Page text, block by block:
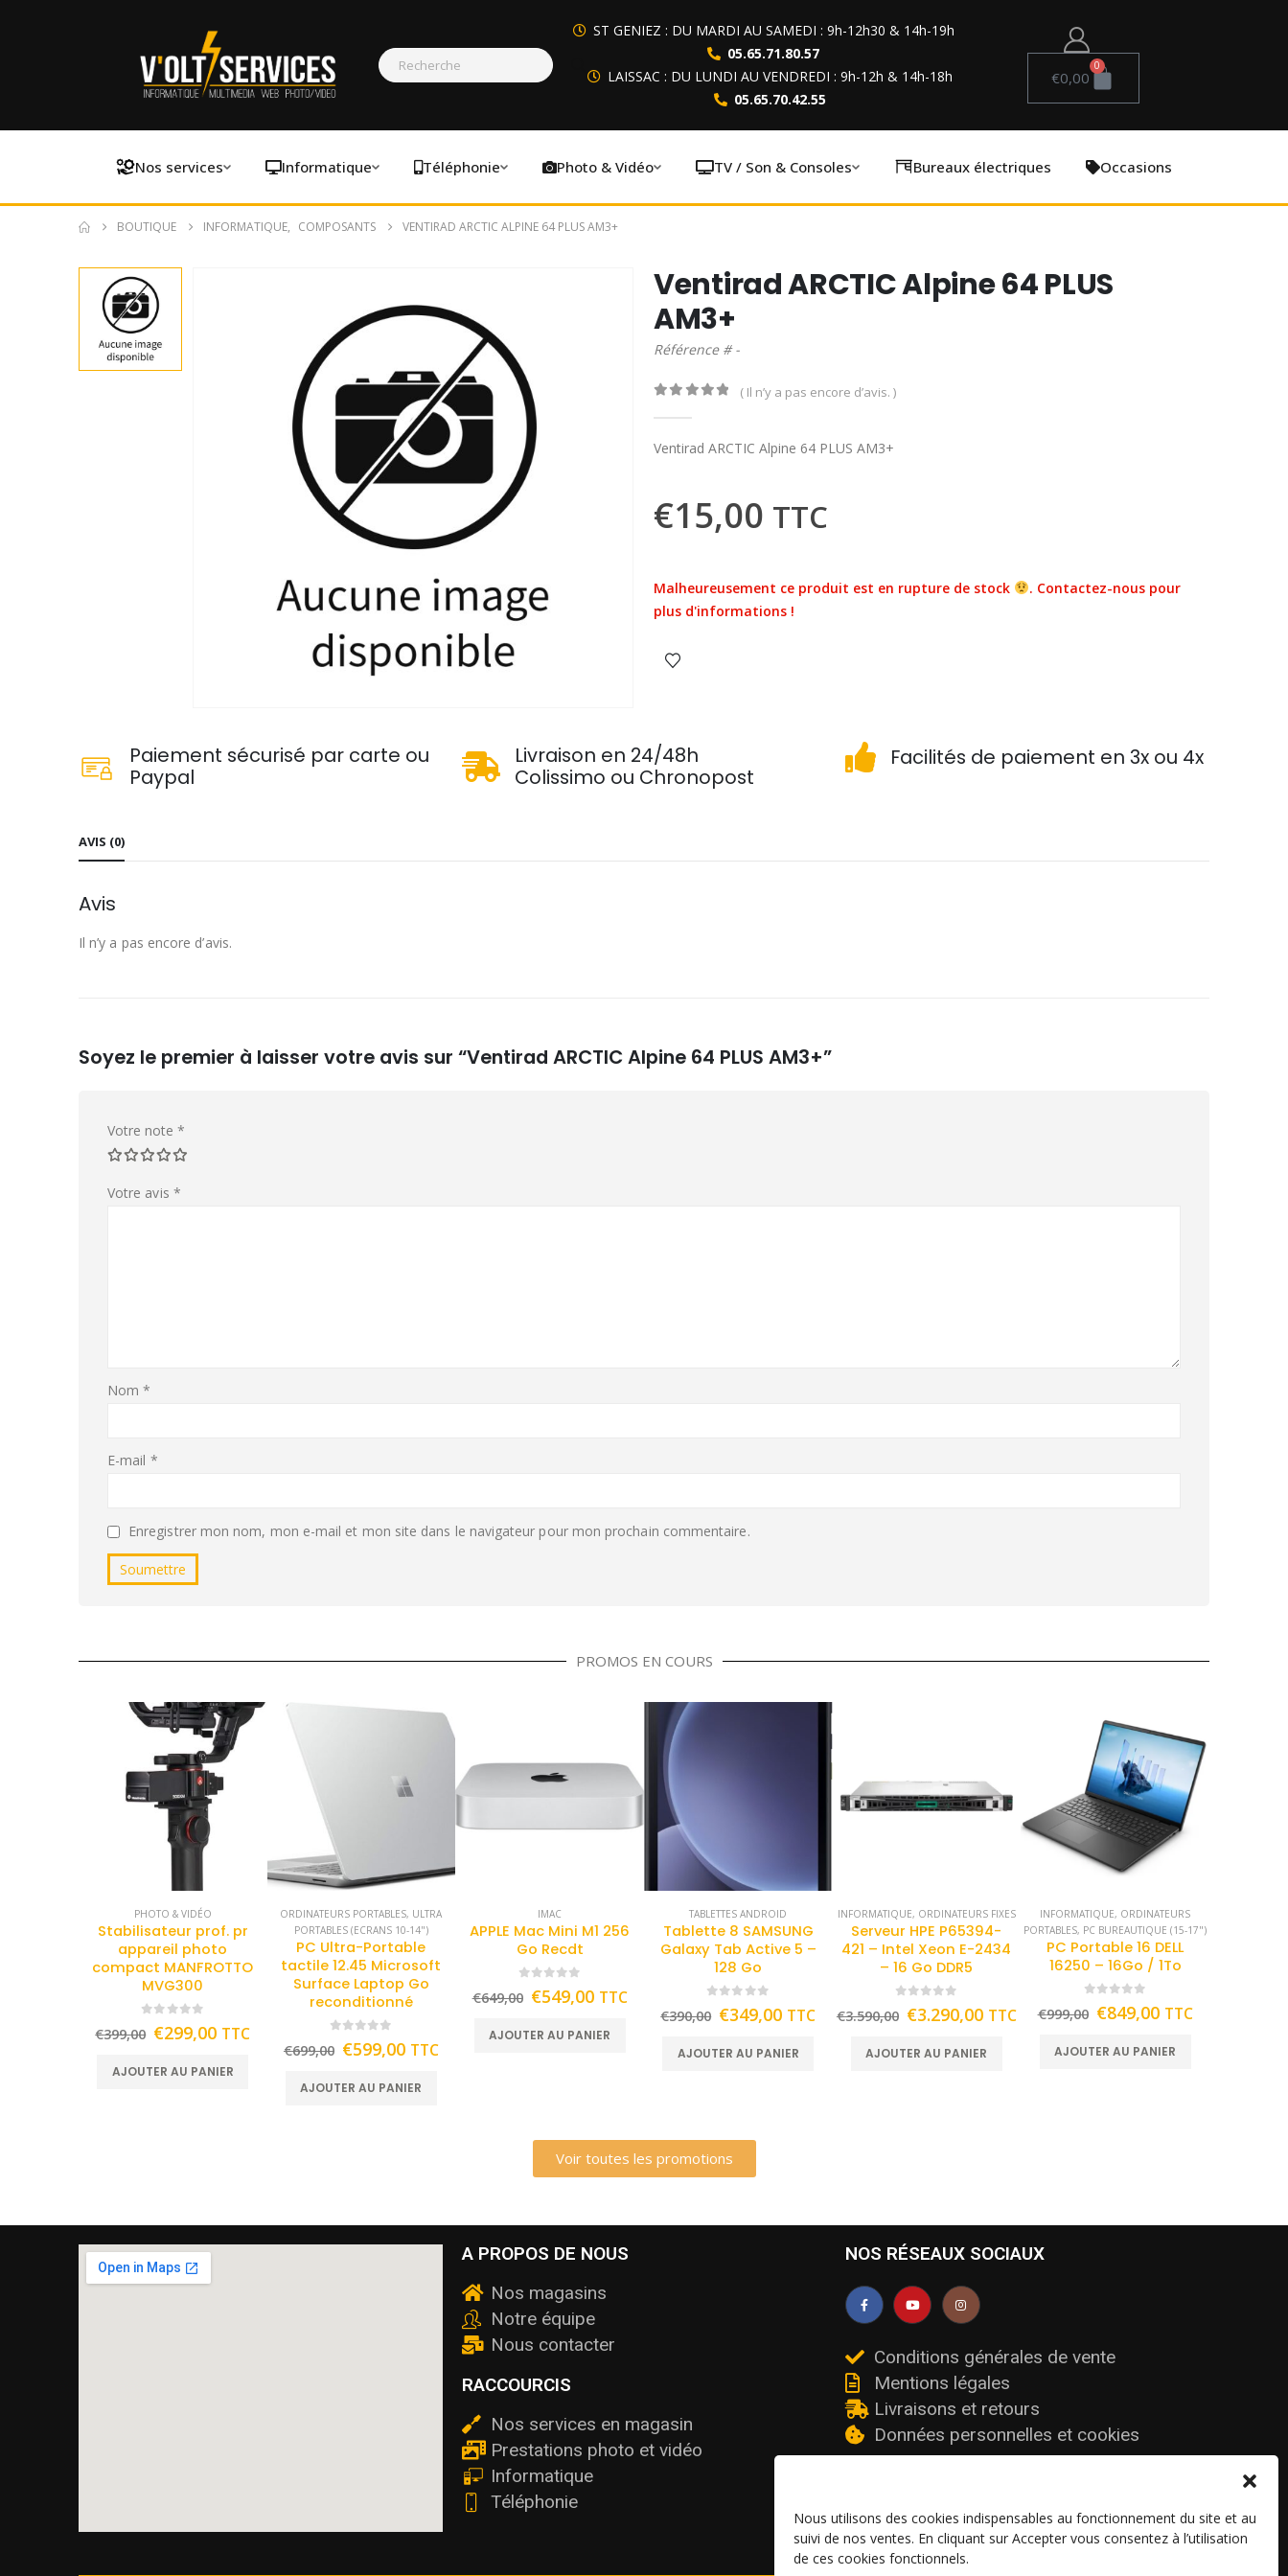
Nous utilisons des cookies indispensables au fonctionnement du site et au
suivi de nos ventes. En cliquant sur Accepter vous consentez à l’utilisation
de ces cookies fonctionnels.
ST GENIEZ : DU MARDI AU SAMEDI : 9h-12h30 & 14h-19h
05.65.71.80.57
LAISSAC : DU LUNDI AU VENDREDI : 9h-12h & 14h-18h
05.65.70.42.55
€0,00
0
Nos services Informatique Téléphonie Photo & Vidéo TV / Son & Consoles Bureaux électriques Occasions
BOUTIQUE INFORMATIQUE, COMPOSANTS VENTIRAD ARCTIC ALPINE 64 PLUS AM3+
Ventirad ARCTIC Alpine 64 PLUS
AM3+
Référence # -
( Il n’y a pas encore d’avis. )
Ventirad ARCTIC Alpine 64 PLUS AM3+
€15,00 TTC
Malheureusement ce produit est en rupture de stock
. Contactez-nous pour
plus d'informations !
Paiement sécurisé par carte ou
Paypal
Livraison en 24/48h
Colissimo ou Chronopost
Facilités de paiement en 3x ou 4x
AVIS (0)
Avis
Il n’y a pas encore d’avis.
Soyez le premier à laisser votre avis sur “Ventirad ARCTIC Alpine 64 PLUS AM3+”
Votre note *
Votre avis *
Nom*
E-mail *
Enregistrer mon nom, mon e-mail et mon site dans le navigateur pour mon prochain commentaire.
PROMOS EN COURS
PHOTO & VIDÉO
Stabilisateur prof. pr
appareil photo
compact MANFROTTO
MVG300
€399,00 €299,00 TTC
AJOUTER AU PANIER
ORDINATEURS PORTABLES, ULTRA
PORTABLES (ECRANS 10-14")
PC Ultra-Portable
tactile 12.45 Microsoft
Surface Laptop Go
reconditionné
€699,00 €599,00 TTC
AJOUTER AU PANIER
IMAC
APPLE Mac Mini M1 256
Go Recdt
€649,00 €549,00 TTC
AJOUTER AU PANIER
TABLETTES ANDROID
Tablette 8 SAMSUNG
Galaxy Tab Active 5 –
128 Go
€390,00 €349,00 TTC
AJOUTER AU PANIER
INFORMATIQUE, ORDINATEURS FIXES
Serveur HPE P65394-
421 – Intel Xeon E-2434
– 16 Go DDR5
€3.590,00 €3.290,00 TTC
AJOUTER AU PANIER
INFORMATIQUE, ORDINATEURS
PORTABLES, PC BUREAUTIQUE (15-17")
PC Portable 16 DELL
16250 – 16Go / 1To
€999,00 €849,00 TTC
AJOUTER AU PANIER
Voir toutes les promotions
A PROPOS DE NOUS
Nos magasins
Notre équipe
Nous contacter
RACCOURCIS
Nos services en magasin
Prestations photo et vidéo
Informatique
Téléphonie
NOS RÉSEAUX SOCIAUX
Conditions générales de vente
Mentions légales
Livraisons et retours
Données personnelles et cookies